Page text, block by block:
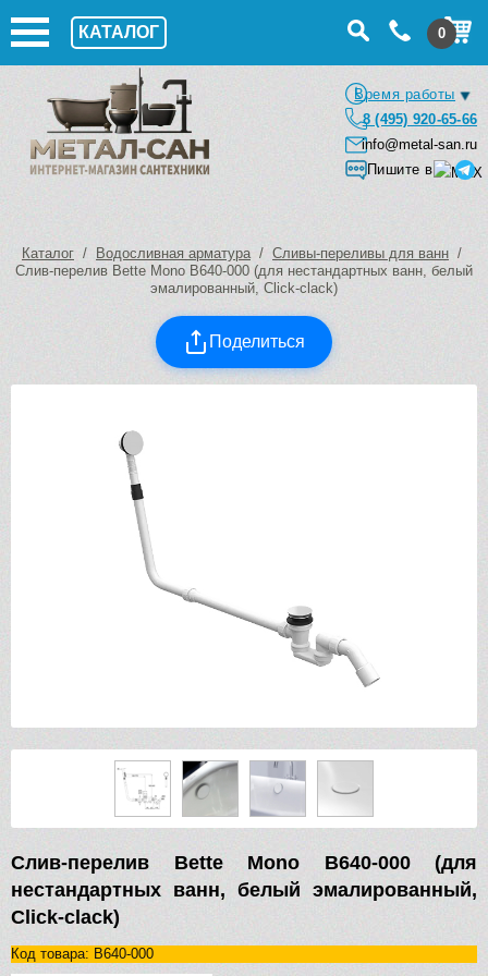
КАТАЛОГ 0
Время работы
8 (495) 920-65-66
info@metal-san.ru
Пишите в
Каталог / Водосливная арматура/ Сливы-переливы для ванн /
Слив-перелив Bette Mono B640-000 (для нестандартных ванн, белый
эмалированный, Click-clack)
Поделиться
Слив-перелив Bette Mono B640-000 (для
нестандартных ванн, белый эмалированный,
Click-clack)
Код товара: B640-000